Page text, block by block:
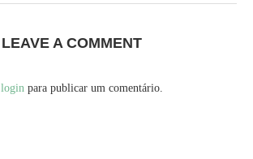
LEAVE A COMMENT
login para publicar um comentário.